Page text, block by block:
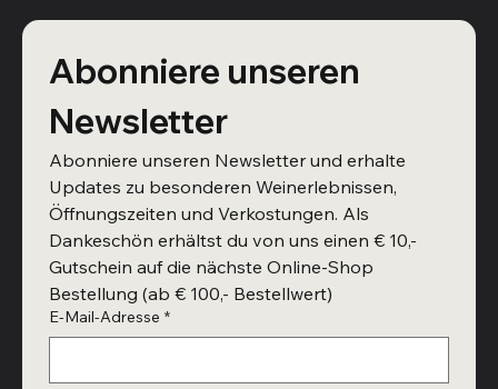
Abonniere unseren
Newsletter
Abonniere unseren Newsletter und erhalte
Updates zu besonderen Weinerlebnissen,
Öffnungszeiten und Verkostungen. Als
Dankeschön erhältst du von uns einen € 10,-
Gutschein auf die nächste Online-Shop
Bestellung (ab € 100,- Bestellwert)
E-Mail-Adresse *